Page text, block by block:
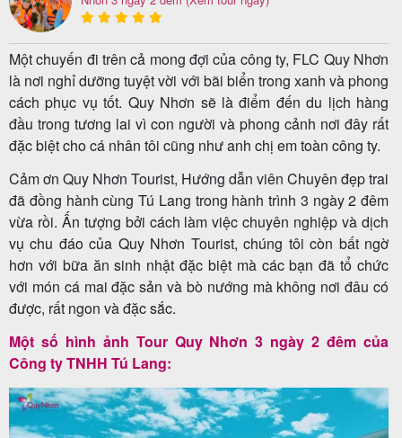
Tour
Phú
Yên
trong
nước
Combo
Nhơn
Lịch
Một chuyến đi trên cả mong đợi của công ty, FLC Quy Nhơn
là nơi nghỉ dưỡng tuyệt vời với bãi biển trong xanh và phong
cách phục vụ tốt. Quy Nhơn sẽ là điểm đến du lịch hàng
đầu trong tương lai vì con người và phong cảnh nơi đây rất
đặc biệt cho cá nhân tôi cũng như anh chị em toàn công ty.
Cảm ơn Quy Nhơn Tourist, Hướng dẫn viên Chuyên đẹp trai
đã đồng hành cùng Tú Lang trong hành trình 3 ngày 2 đêm
vừa rồi. Ấn tượng bởi cách làm việc chuyên nghiệp và dịch
vụ chu đáo của Quy Nhơn Tourist, chúng tôi còn bất ngờ
hơn với bữa ăn sinh nhật đặc biệt mà các bạn đã tổ chức
với món cá mai đặc sản và bò nướng mà không nơi đâu có
được, rất ngon và đặc sắc.
Một số hình ảnh Tour Quy Nhơn 3 ngày 2 đêm của
Công ty TNHH Tú Lang: